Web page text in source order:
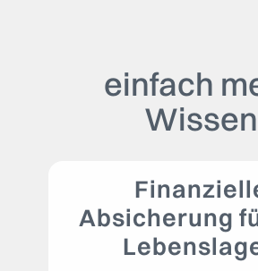
einfach
Wissen
Absicherung